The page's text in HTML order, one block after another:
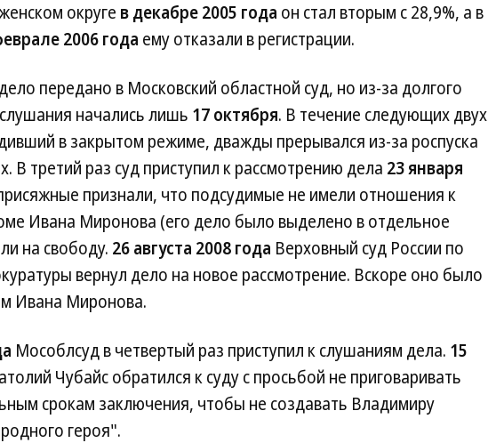
округе в декабре 2005 года он стал вторым с 28,9%, а в
2006 года ему отказали в регистрации.
дело передано в Московский областной суд, но из-за долгого
начались лишь 17 октября. В течение следующих двух
в закрытом режиме, дважды прерывался из-за роспуска
В третий раз суд приступил к рассмотрению дела 23 января
признали, что подсудимые не имели отношения к
Ивана Миронова (его дело было выделено в отдельное
на свободу. 26 августа 2008 года Верховный суд России по
вернул дело на новое рассмотрение. Вскоре оно было
Ивана Миронова.
Мособлсуд в четвертый раз приступил к слушаниям дела. 15
Чубайс обратился к суду с просьбой не приговаривать
срокам заключения, чтобы не создавать Владимиру
героя".